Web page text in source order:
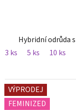
Hybridní odrůda
3 ks
5 ks 10 ks
VÝPRODEJ
FEMINIZED